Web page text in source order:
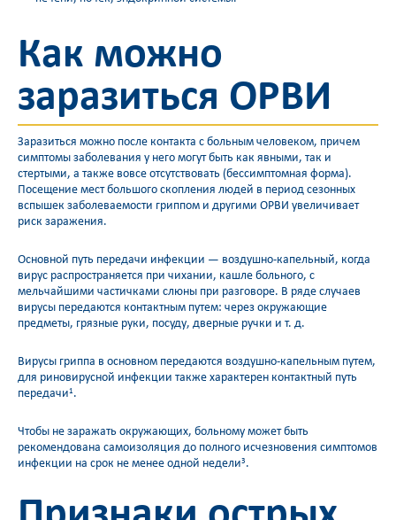
Как можно
заразиться ОРВИ
Заразиться можно после контакта с больным человеком, причем
симптомы заболевания у него могут быть как явными, так и
стертыми, а также вовсе отсутствовать (бессимптомная форма).
Посещение мест большого скопления людей в период сезонных
вспышек заболеваемости гриппом и другими ОРВИ увеличивает
риск заражения.
Основной путь передачи инфекции — воздушно-капельный, когда
вирус распространяется при чихании, кашле больного, с
мельчайшими частичками слюны при разговоре. В ряде случаев
вирусы передаются контактным путем: через окружающие
предметы, грязные руки, посуду, дверные ручки и т. д.
Вирусы гриппа в основном передаются воздушно-капельным путем,
для риновирусной инфекции также характерен контактный путь
передачи1 .
Чтобы не заражать окружающих, больному может быть
рекомендована самоизоляция до полного исчезновения симптомов
инфекции на срок не менее одной недели3 .